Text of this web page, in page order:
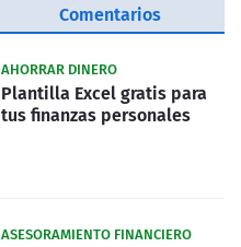
Comentarios
AHORRAR DINERO
Plantilla Excel gratis para
tus finanzas personales
ASESORAMIENTO FINANCIERO